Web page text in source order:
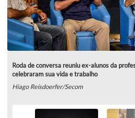
Roda de conversa reuniu ex-alunos da
celebraram sua vida e trabalho
Hiago Reisdoerfer/Secom